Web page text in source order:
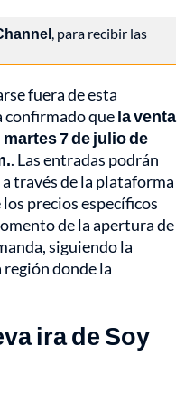
, para recibir las
fuera de esta
confirmado quela venta
7 de julio de
. Las entradas podrán
través de la plataforma
los precios específicos
de la apertura de
siguiendo la
donde la
ira de Soy